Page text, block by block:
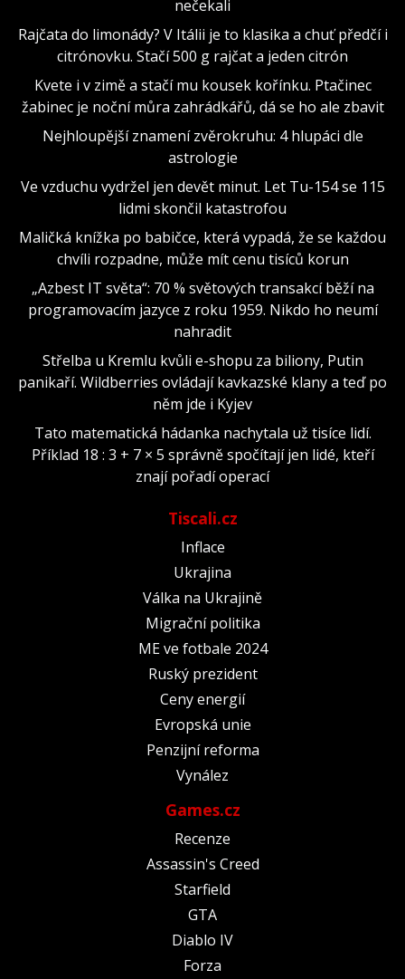
nečekali
Rajčata do limonády? V Itálii je to klasika a chuť předčí i
citrónovku. Stačí 500 g rajčat a jeden citrón
Kvete i v zimě a stačí mu kousek kořínku. Ptačinec
žabinec je noční můra zahrádkářů, dá se ho ale zbavit
Nejhloupější znamení zvěrokruhu: 4 hlupáci dle
astrologie
Ve vzduchu vydržel jen devět minut. Let Tu-154 se 115
lidmi skončil katastrofou
Maličká knížka po babičce, která vypadá, že se každou
chvíli rozpadne, může mít cenu tisíců korun
„Azbest IT světa“: 70 % světových transakcí běží na
programovacím jazyce z roku 1959. Nikdo ho neumí
nahradit
Střelba u Kremlu kvůli e-shopu za biliony, Putin
panikaří. Wildberries ovládají kavkazské klany a teď po
něm jde i Kyjev
Tato matematická hádanka nachytala už tisíce lidí.
Příklad 18 : 3 + 7 × 5 správně spočítají jen lidé, kteří
znají pořadí operací
Tiscali.cz
Inflace
Ukrajina
Válka na Ukrajině
Migrační politika
ME ve fotbale 2024
Ruský prezident
Ceny energií
Evropská unie
Penzijní reforma
Vynález
Games.cz
Recenze
Assassin's Creed
Starfield
GTA
Diablo IV
Forza